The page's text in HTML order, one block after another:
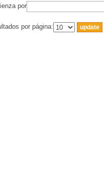
por
por página: